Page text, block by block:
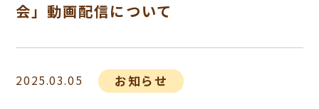
会」動画配信について
2025.03.05 お知らせ